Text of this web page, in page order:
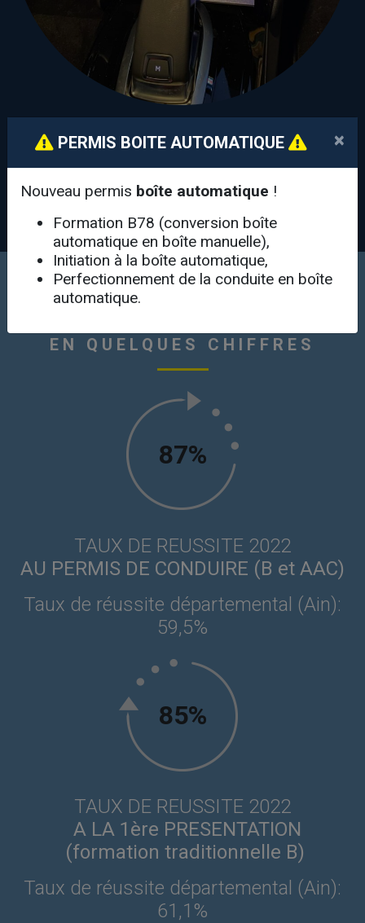
PERMIS B BOÎTE AUTOMATIQUE
EN QUELQUES CHIFFRES
87%
TAUX DE REUSSITE 2022
AU PERMIS DE CONDUIRE (B et AAC)
Taux de réussite départemental (Ain):
59,5%
85%
TAUX DE REUSSITE 2022
A LA 1ère PRESENTATION
(formation traditionnelle B)
Taux de réussite départemental (Ain):
61,1%
PERMIS BOITE AUTOMATIQUE ×
Nouveau permis boîte automatique !
Formation B78 (conversion boîte
automatique en boîte manuelle),
Initiation à la boîte automatique,
Perfectionnement de la conduite en boîte
automatique.